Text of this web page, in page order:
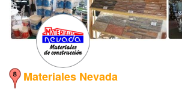
Materiales Nevada